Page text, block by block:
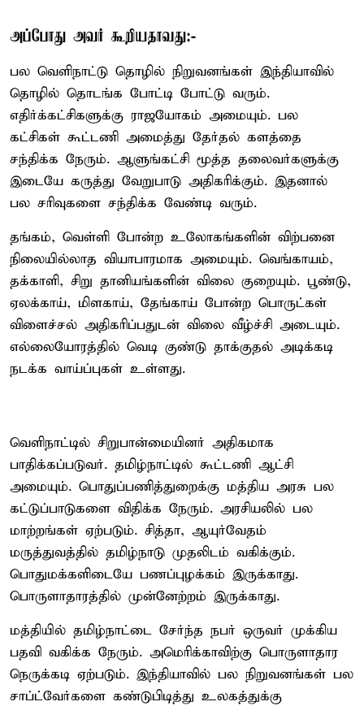
அப்போது அவர் கூறியதாவது:-
பல வெளிநாட்டு தொழில் நிறுவனங்கள் இந்தியாவில்
தொழில் தொடங்க போட்டி போட்டு வரும்.
எதிர்க்கட்சிகளுக்கு ராஜயோகம் அமையும். பல
கட்சிகள் கூட்டணி அமைத்து தேர்தல் களத்தை
சந்திக்க நேரும். ஆளுங்கட்சி மூத்த தலைவர்களுக்கு
இடையே கருத்து வேறுபாடு அதிகரிக்கும். இதனால்
பல சரிவுகளை சந்திக்க வேண்டி வரும்.
தங்கம், வெள்ளி போன்ற உலோகங்களின் விற்பனை
நிலையில்லாத வியாபாரமாக அமையும். வெங்காயம்,
தக்காளி, சிறு தானியங்களின் விலை குறையும். பூண்டு,
ஏலக்காய், மிளகாய், தேங்காய் போன்ற பொருட்கள்
விளைச்சல் அதிகரிப்பதுடன் விலை வீழ்ச்சி அடையும்.
எல்லையோரத்தில் வெடி குண்டு தாக்குதல் அடிக்கடி
நடக்க வாய்ப்புகள் உள்ளது.
வெளிநாட்டில் சிறுபான்மையினர் அதிகமாக
பாதிக்கப்படுவர். தமிழ்நாட்டில் கூட்டணி ஆட்சி
அமையும். பொதுப்பணித்துறைக்கு மத்திய அரசு பல
கட்டுப்பாடுகளை விதிக்க நேரும். அரசியலில் பல
மாற்றங்கள் ஏற்படும். சித்தா, ஆயுர்வேதம்
மருத்துவத்தில் தமிழ்நாடு முதலிடம் வகிக்கும்.
பொதுமக்களிடையே பணப்புழக்கம் இருக்காது.
பொருளாதாரத்தில் முன்னேற்றம் இருக்காது.
மத்தியில் தமிழ்நாட்டை சேர்ந்த நபர் ஒருவர் முக்கிய
பதவி வகிக்க நேரும். அமெரிக்காவிற்கு பொருளாதார
நெருக்கடி ஏற்படும். இந்தியாவில் பல நிறுவனங்கள் பல
சாப்ட்வேர்களை கண்டுபிடித்து உலகத்துக்கு